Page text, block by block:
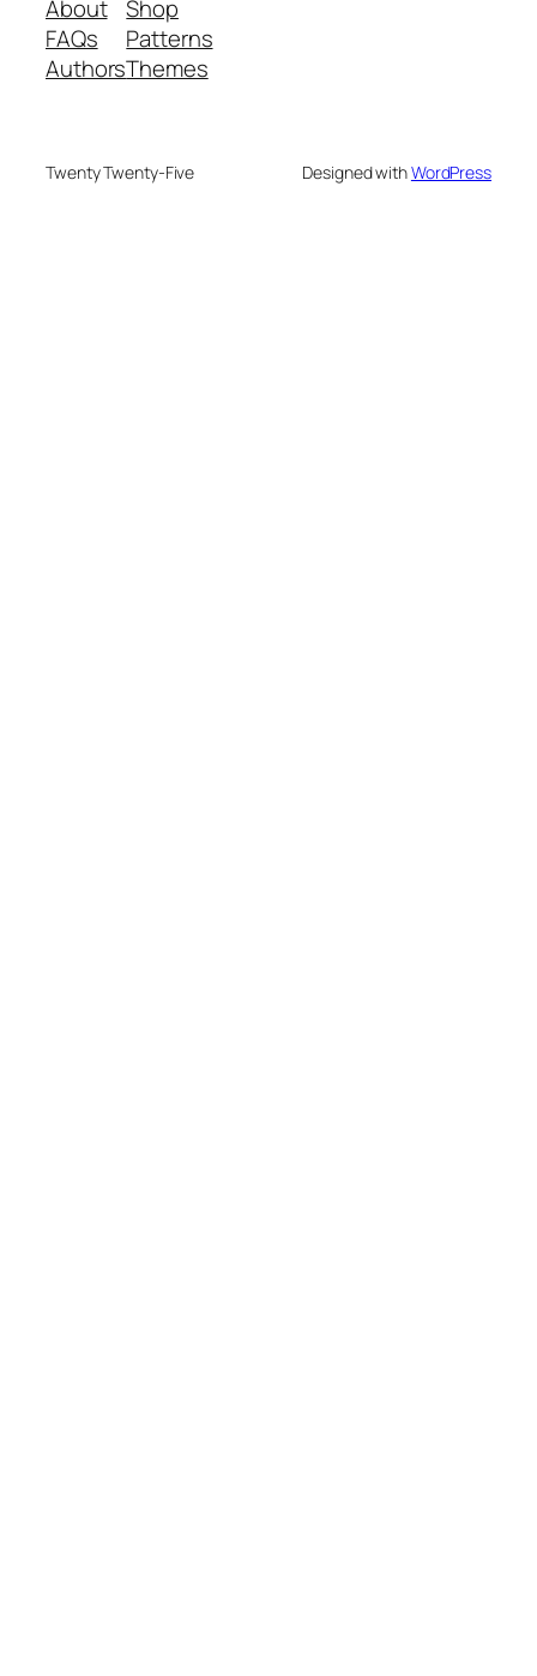
About
FAQs
Authors
Shop
Patterns
Themes
Twenty Twenty-Five Designed withWordPress